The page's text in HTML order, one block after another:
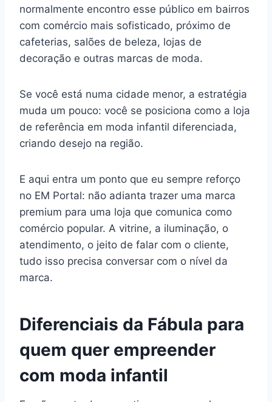
normalmente encontro esse público em bairros
com comércio mais sofisticado, próximo de
cafeterias, salões de beleza, lojas de
decoração e outras marcas de moda.
Se você está numa cidade menor, a estratégia
muda um pouco: você se posiciona como a loja
de referência em moda infantil diferenciada,
criando desejo na região.
E aqui entra um ponto que eu sempre reforço
no EM Portal: não adianta trazer uma marca
premium para uma loja que comunica como
comércio popular. A vitrine, a iluminação, o
atendimento, o jeito de falar com o cliente,
tudo isso precisa conversar com o nível da
marca.
Diferenciais da Fábula para
quem quer empreender
com moda infantil